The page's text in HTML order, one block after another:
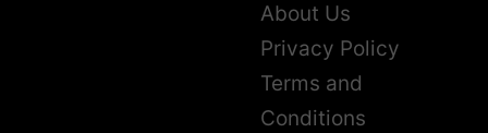
About Us
Privacy Policy
Terms and
Conditions